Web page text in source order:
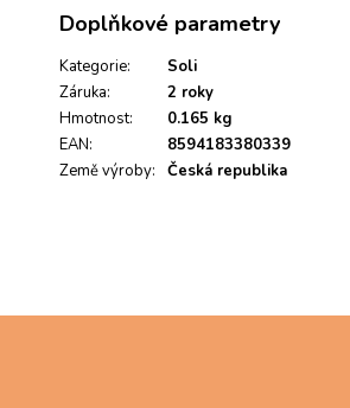
ý
i
s
h
n
Doplňkové parametry
Kategorie:
Soli
Záruka:
2 roky
Hmotnost:
0.165 kg
EAN:
8594183380339
Země výroby: Česká republika